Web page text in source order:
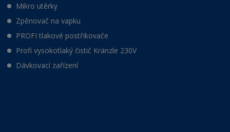
Mikro utěrky
Zpěnovač na vapku
PROFI tlakové postřikovače
Profi vysokotlaký čistič Kränzle 230V
Dávkovací zařízení